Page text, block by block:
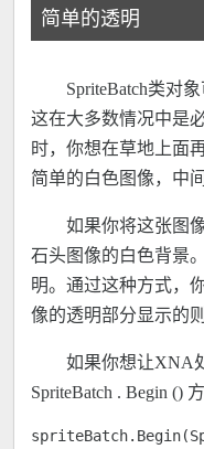
简单的透明
SpriteBatch类对
这在大多数情况中是
时，你想在草地上面
简单的白色图像，中
如果你将这张图
石头图像的白色背景
明。通过这种方式，
像的透明部分显示的
如果你想让XNA
SpriteBatch . Begin ()